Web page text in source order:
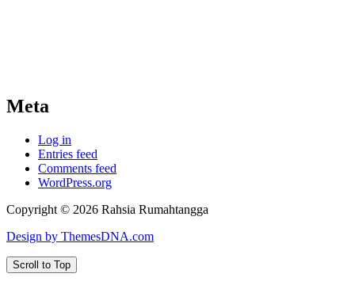
Meta
Log in
Entries feed
Comments feed
WordPress.org
Copyright © 2026 Rahsia Rumahtangga
Design by ThemesDNA.com
Scroll to Top